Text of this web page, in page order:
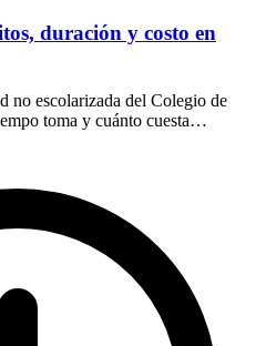
duración y costo en
no escolarizada del Colegio de
toma y cuánto cuesta